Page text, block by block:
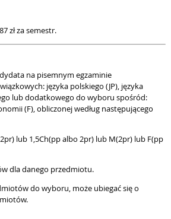
zł za semestr.
na pisemnym egzaminie
języka polskiego (JP), języka
lub dodatkowego do wyboru spośród:
(F), obliczonej według następującego
lub 1,5Ch(pp albo 2pr) lub M(2pr) lub F(pp
dla danego przedmiotu.
do wyboru, może ubiegać się o